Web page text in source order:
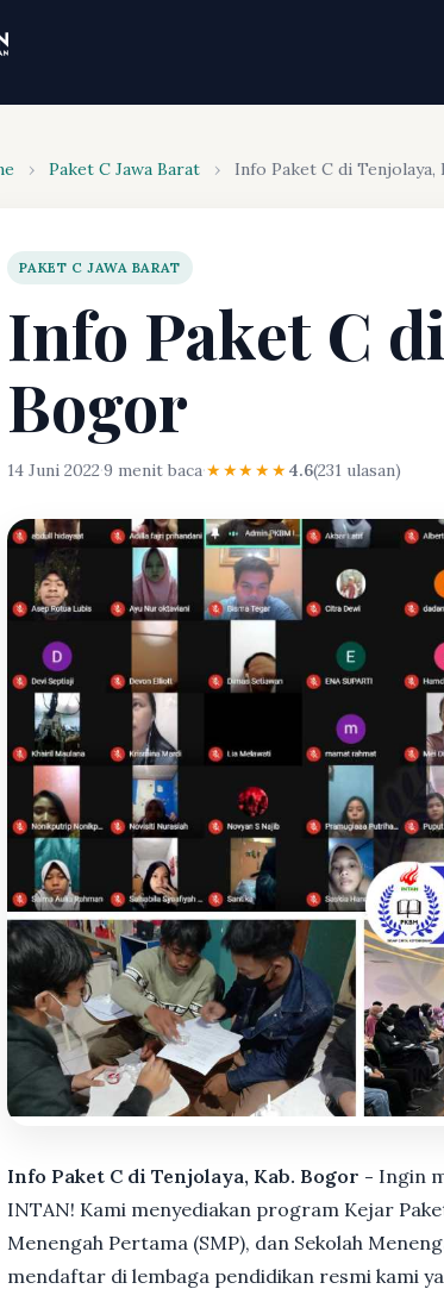
› Paket C Jawa Barat › Info Paket C di Tenjolaya,
PAKET C JAWA BARAT
Info Paket C
Bogor
14 Juni 2022·9 menit baca·★★★★★4.6(231 ulasan)
Info Paket C di Tenjolaya, Kab. Bogor - Ingin
INTAN! Kami menyediakan program Kejar
Menengah Pertama (SMP), dan Sekolah
mendaftar di lembaga pendidikan resmi kami